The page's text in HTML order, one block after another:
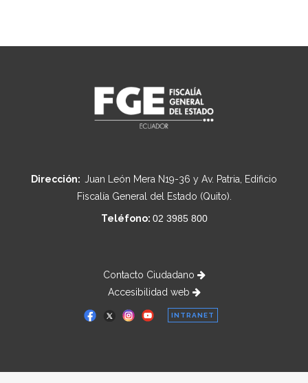
Dirección: Juan León Mera N19-36 y Av. Patria, Edificio
Fiscalía General del Estado (Quito).
Teléfono: 02 3985 800
Contacto Ciudadano
Accesibilidad web
INTRANET